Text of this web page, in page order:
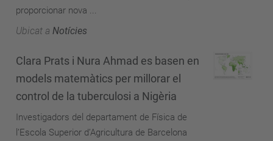
proporcionar nova ...
Ubicat a Notícies
Clara Prats i Nura Ahmad es basen en
models matemàtics per millorar el
control de la tuberculosi a Nigèria
Investigadors del departament de Física de
l’Escola Superior d’Agricultura de Barcelona